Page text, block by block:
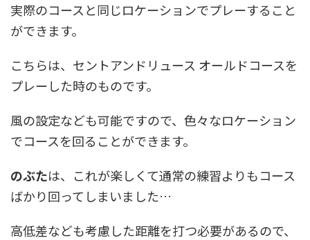
実際のコースと同じロケーションでプレーすること
ができます。
こちらは、セントアンドリュース オールドコースを
プレーした時のものです。
風の設定なども可能ですので、色々なロケーション
でコースを回ることができます。
のぶたは、これが楽しくて通常の練習よりもコース
ばかり回ってしまいました…
高低差なども考慮した距離を打つ必要があるので、